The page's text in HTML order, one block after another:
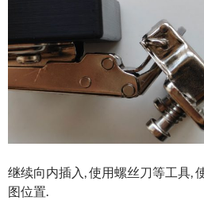
继续向内插入, 使用螺丝刀等工具,
图位置.